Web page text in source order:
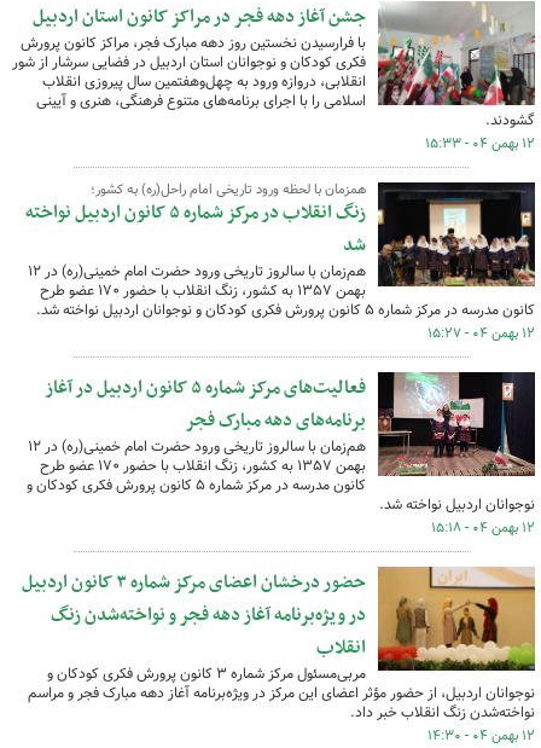
جشن آغاز دهه فجر در مراکز کانون استان اردبیل
با فرارسیدن نخستین روز دهه مبارک فجر، مراکز کانون پرورش
فکری کودکان و نوجوانان استان اردبیل در فضایی سرشار از شور
انقلابی، دروازه ورود به چهل‌وهفتمین سال پیروزی انقلاب
اسلامی را با اجرای برنامه‌های متنوع فرهنگی، هنری و آیینی
گشودند.
۱۲ بهمن ۰۴ - ۱۵:۳۳
همزمان با لحظه ورود تاریخی امام راحل(ره) به کشور؛
زنگ انقلاب در مرکز شماره ۵ کانون اردبیل نواخته
شد
هم‌زمان با سالروز تاریخی ورود حضرت امام خمینی‌(ره) در ۱۲
بهمن ۱۳۵۷ به کشور، زنگ انقلاب با حضور ۱۷۰ عضو طرح
کانون مدرسه در مرکز شماره ۵ کانون پرورش فکری کودکان و نوجوانان اردبیل نواخته شد.
۱۲ بهمن ۰۴ - ۱۵:۲۷
فعالیت‌های مرکز شماره ۵ کانون اردبیل در آغاز
برنامه‌های دهه مبارک فجر
هم‌زمان با سالروز تاریخی ورود حضرت امام خمینی‌(ره) در ۱۲
بهمن ۱۳۵۷ به کشور، زنگ انقلاب با حضور ۱۷۰ عضو طرح
کانون مدرسه در مرکز شماره ۵ کانون پرورش فکری کودکان و
نوجوانان اردبیل نواخته شد.
۱۲ بهمن ۰۴ - ۱۵:۱۸
حضور درخشان اعضای مرکز شماره ۳ کانون اردبیل
در ویژه‌برنامه آغاز دهه فجر و نواخته‌شدن زنگ
انقلاب
مربی‌مسئول مرکز شماره ۳ کانون پرورش فکری کودکان و
نوجوانان اردبیل، از حضور مؤثر اعضای این مرکز در ویژه‌برنامه‌ آغاز دهه‌ مبارک فجر و مراسم
نواخته‌شدن زنگ انقلاب خبر داد.
۱۲ بهمن ۰۴ - ۱۴:۳۰